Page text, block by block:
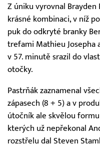
Z úniku vyrovnal Brayden
krásné kombinaci, v níž
puk do odkryté branky
trefami Mathieu Josepha
v 57. minutě srazil do
otočky.
Pastrňák zaznamenal
zápasech (8 + 5) a v
útočník ale skvělou
kterých už nepřekonal
rozstřelu dal Steven